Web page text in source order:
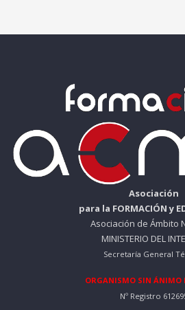
Asociación
para la FORMACIÓN y
Asociación de Ámbito
MINISTERIO DEL
Secretaría General
ORGANISMO SIN ÁNIMO
Nº Registro